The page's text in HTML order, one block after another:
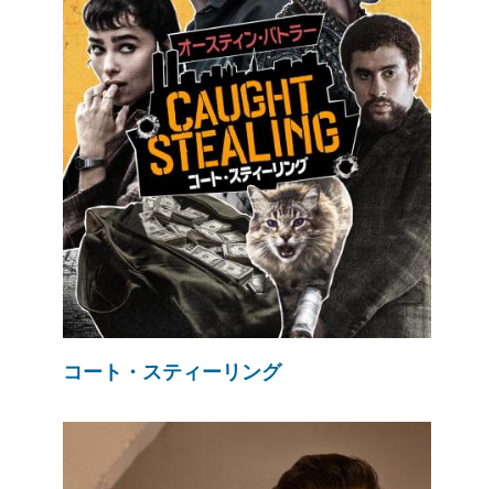
コート・スティーリング